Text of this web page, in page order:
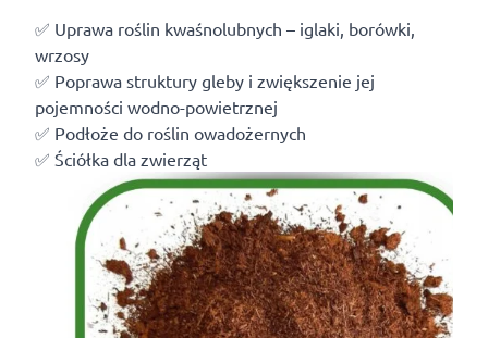
✅ Uprawa roślin kwaśnolubnych – iglaki, borówki,
wrzosy
✅ Poprawa struktury gleby i zwiększenie jej
pojemności wodno-powietrznej
✅ Podłoże do roślin owadożernych
✅ Ściółka dla zwierząt